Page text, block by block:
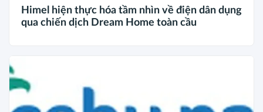
Himel hiện thực hóa tầm nhìn về điện dân dụng
qua chiến dịch Dream Home toàn cầu